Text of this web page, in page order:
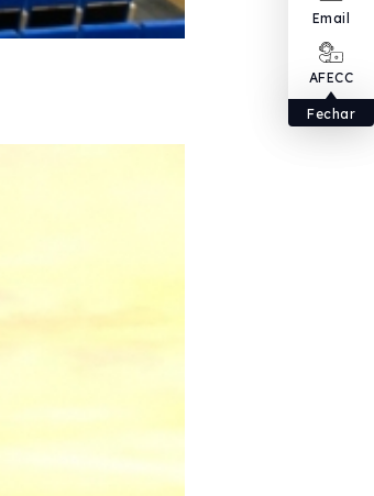
Email
AFECC
Fechar